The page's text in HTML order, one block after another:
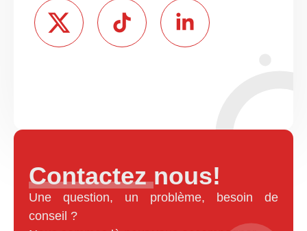
Contactez nous!
Une question, un problème, besoin de
conseil ?